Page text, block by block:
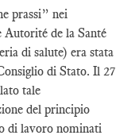
prassi” nei
de la Santé
di salute) era stata
di Stato. Il 27
tale
del principio
di lavoro nominati